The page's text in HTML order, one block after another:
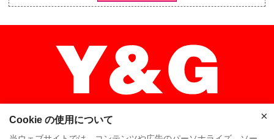
Cookie の使用について ×